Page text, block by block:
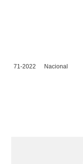
71-2022 Nacional